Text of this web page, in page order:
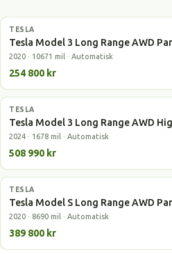
Elbil
TESLA
Tesla Model 3 Long Range AWD
2020 · 10671 mil · Automatisk
254 800 kr
Elbil
TESLA
Tesla Model 3 Long Range AWD
2024 · 1678 mil · Automatisk
508 990 kr
Elbil
TESLA
Tesla Model S Long Range AWD
2020 · 8690 mil · Automatisk
389 800 kr